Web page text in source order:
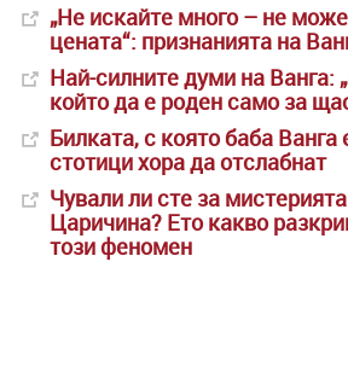
„Не искайте много – не
цената“: признанията на
Най-силните думи на Ванга:
който да е роден само за
Билката, с която баба Ванга
стотици хора да отслабнат
Чували ли сте за
Царичина? Ето какво
този феномен